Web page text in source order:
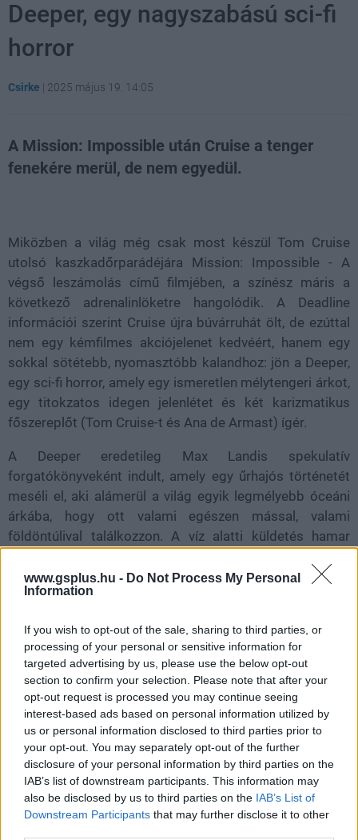
www.gsplus.hu - Do Not Process My Personal
Information
If you wish to opt-out of the sale, sharing to third parties, or
processing of your personal or sensitive information for
targeted advertising by us, please use the below opt-out
section to confirm your selection. Please note that after your
opt-out request is processed you may continue seeing
interest-based ads based on personal information utilized by
us or personal information disclosed to third parties prior to
your opt-out. You may separately opt-out of the further
disclosure of your personal information by third parties on the
IAB’s list of downstream participants. This information may
also be disclosed by us to third parties on the IAB’s List of
Downstream Participants that may further disclose it to other
Deeper, egy nagyszabású sci-fi
horror
Csirke | 2025 május 19. 14:05
A Mission: Impossible után Cruise a tenger
fenekére merül, de nem egyedül.
Miközben a világ még csak most készül Tom Cruise
utolsó kaszkadőrparádéjára Mission: Impossible - A
végső leszámolás című filmjében, a színész máris a
következő adrenalinlöketre hangolódik. A Deadline
információi szerint Cruise újra búvárruhát ölt, de ezúttal
nem egy kémfilmes akciójelenet kedvéért, hanem egy
sokkal sötétebb, nyomasztóbb kalandhoz: jön a Deeper,
egy sci-fi horror, amely egy ismeretlen mélytengeri árkot,
egy titokzatos idegen jelenlétet és két karizmatikus
főszereplőt (Tom Cruise-t és Ana de Armast) ígér.
A Deeper eredetileg Max Landis spekulatív
forgatókönyveként indult, amely egy űrhajós történetét
meséli el, aki alámerül a világ egyik legmélyebb óceáni
árkába, hogy ott valami egészen mással, valami
földöntúlival találkozzon. A víz alatti küldetés hamar
részleteknek, a film nemcsak klausztrofóbiás
borzongást, hanem látványos akciót is kínál majd. Nem
szériában már legendás víz alatti jeleneteket is bevállalt,
különösen vonzódik a témához.
A projekt nem kis volumenű: a költségvetés elérheti a
200 millió dollárt, és Cruise már el is kezdte a speciális
tréninget Ana de Armas társaságában. A két színész
korábban nem dolgozott együtt hasonló műfajban, de a
köztük lévő kémia már most is izgalmasnak ígérkezik, de
Armas a nyáron érkező Ballerina főszereplőjeként
egyébként is a figyelem középpontjában van.